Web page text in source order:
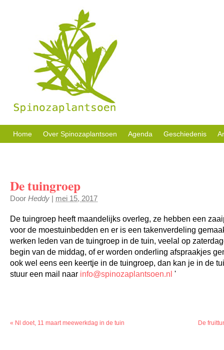
Home Over Spinozaplantsoen Agenda Geschiedenis
De tuingroep
Door Heddy mei 15, 2017
De tuingroep heeft maandelijks overleg, ze hebben een
voor de moestuinbedden en er is een takenverdeling
werken leden van de tuingroep in de tuin, veelal op
begin van de middag, of er worden onderling afspraakjes
ook wel eens een keertje in de tuingroep, dan kan je in de
stuur een mail naar info@spinozaplantsoen.nl '
« Nl doet, 11 maart meewerkdag in de tuin De